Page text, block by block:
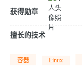
获得勋章
擅长的技术
容器 Linux